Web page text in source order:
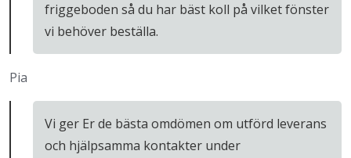
friggeboden så du har bäst koll på vilket fönster
vi behöver beställa.
Pia
Vi ger Er de bästa omdömen om utförd leverans
och hjälpsamma kontakter under